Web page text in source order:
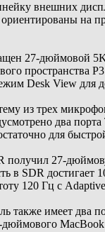
внешних
на
27-дюймовой
пространства
Desk View для
из трех
два
для
получил 27-
в SDR достигает
120 Гц с
также имеет два
дюймового